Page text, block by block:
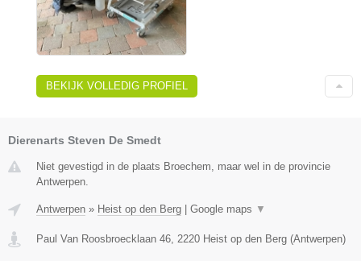
BEKIJK VOLLEDIG PROFIEL
Dierenarts Steven De Smedt
Niet gevestigd in de plaats Broechem, maar wel in de provincie
Antwerpen.
Antwerpen » Heist op den Berg Google maps ▼
Paul Van Roosbroecklaan 46 2220 Heist op den Berg (Antwerpen)